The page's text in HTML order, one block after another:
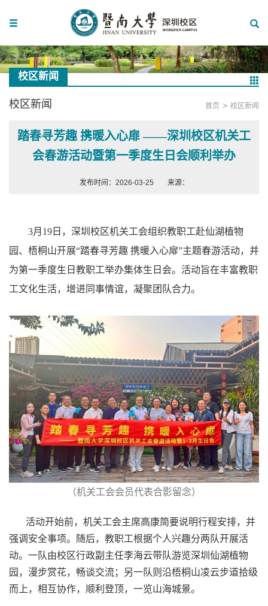
校区新闻
校区新闻 首页 > 校区新闻
踏春寻芳趣 携暖入心扉 ——深圳校区机关工
会春游活动暨第一季度生日会顺利举办
发布时间：2026-03-25 来源：
3月19日，深圳校区机关工会组织教职工赴仙湖植物
园、梧桐山开展“踏春寻芳趣 携暖入心扉”主题春游活动，并
为第一季度生日教职工举办集体生日会。活动旨在丰富教职
工文化生活，增进同事情谊，凝聚团队合力。
（机关工会会员代表合影留念）
活动开始前，机关工会主席高康简要说明行程安排，并
强调安全事项。随后，教职工根据个人兴趣分两队开展活
动。一队由校区行政副主任李海云带队游览深圳仙湖植物
园，漫步赏花，畅谈交流；另一队则沿梧桐山凌云步道拾级
而上，相互协作，顺利登顶，一览山海城景。